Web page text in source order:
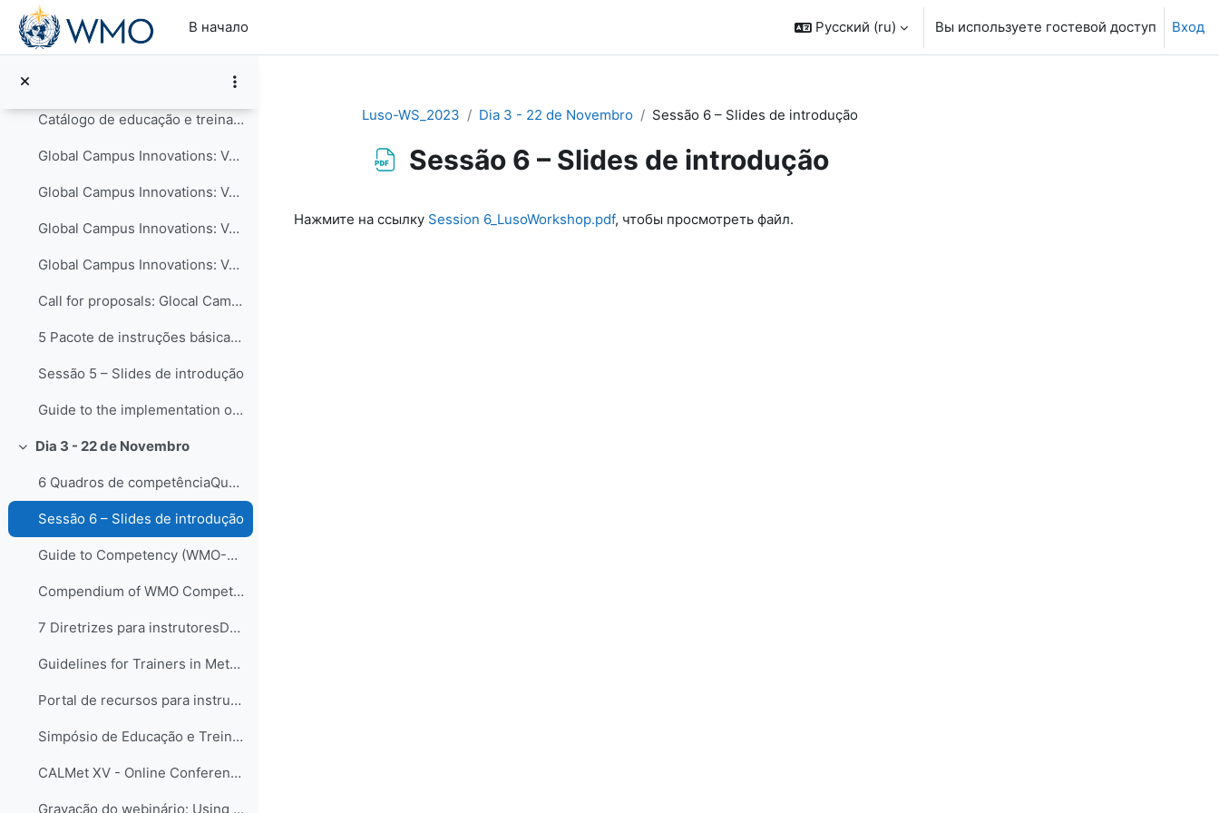
Перейти к основному содержанию
В начало
Русский ‎(ru)‎ Вы используете гостевой доступ Вход
WMO Global Campus Calendar of Events
Catálogo de educação e treinamento - COMET MetEd
Global Campus Innovations: Volume I – New Pedagogical Approaches
Global Campus Innovations: Volume II – Curriculum Advances
Global Campus Innovations: Volume III – Collaboration in Education and Training
Global Campus Innovations: Volume IV – Technology-enhanced Learning
Call for proposals: Glocal Campus Innovations 2nd edition
5 Pacote de instruções básicas para meteorologista...
Sessão 5 – Slides de introdução
Guide to the implementation of Education and Training Standards in Meteorology and Hydrology (WMO-No.1083) - EN, FR, ES
Свернуть
Dia 3 - 22 de Novembro
6 Quadros de competênciaQuadros de competências vê...
Sessão 6 – Slides de introdução
Guide to Competency (WMO-No. 1205) - EN, FR, ES
Compendium of WMO Competency Frameworks (WMO-No. 1209)
7 Diretrizes para instrutoresDando continuidade ao...
Guidelines for Trainers in Meteorological, Hydrological and Climate Services, (WMO-No. 1114)
Portal de recursos para instrutores
Simpósio de Educação e Treinamento da OMM em 2021 - SYMET-14
CALMet XV - Online Conference 2023
Gravação do webinário: Using Brinkerhoff’s Success Case Method to evaluate the impact of training (2021)
Luso-WS_2023 Dia 3 - 22 de Novembro Sessão 6 – Slides de introdução
Sessão 6 – Slides de introdução
Нажмите на ссылку Session 6_LusoWorkshop.pdf, чтобы просмотреть файл.